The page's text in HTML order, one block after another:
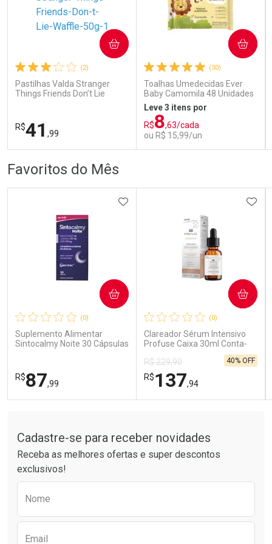
Comprar sem Desconto
Por R$ 167,99/cada
Comprar sem Desconto
Por R$ 167,99/cada
Comprar sem Desconto
Por R$ 69,59/cada
Comprar sem Desconto
Por R$ 69,59/cada
(2)
Pastilhas Valda Stranger
Things Friends Don’t Lie
R$41 ,99
COMPRAR
Comprar sem Desconto
Por R$ 41,99/cada
Por Menos
Comprar sem Desconto
Por R$ 41,99/cada
(30)
Toalhas Umedecidas Ever
Baby Camomila 48 Unidades
Leve 3 itens por
R$8,63/cada
ou R$ 15,99/un
COMPRAR
Comprar sem Desconto
Por R$ 15,99/cada
Por Menos
Comprar sem Desconto
Por R$ 15,99/cada
Favoritos do Mês
(0)
Suplemento Alimentar
Sintocalmy Noite 30 Cápsulas
R$87,99
ADICIONAR AOS FAVORITOS
COMPRAR
Laboratório
Por Menos
(0)
Clareador Sérum Intensivo
Profuse Caixa 30ml Conta-
R$ 229,90
R$137,94
40% OFF
COMPRAR
Laboratório
Por Menos
Cadastre-se para receber novidades
Receba as melhores ofertas e super descontos
exclusivos!
Nome
Email